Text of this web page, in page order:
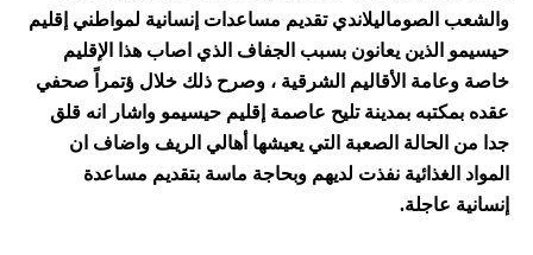
والشعب الصوماليلاندي تقديم مساعدات إنسانية لمواطني إقليم
حيسيمو الذين يعانون بسبب الجفاف الذي اصاب هذا الإقليم
خاصة وعامة الأقاليم الشرقية ، وصرح ذلك خلال ؤتمراً صحفي
عقده بمكتبه بمدينة تليح عاصمة إقليم حيسيمو واشار انه قلق
جدا من الحالة الصعبة التي يعيشها أهالي الريف واضاف ان
المواد الغذائية نفذت لديهم وبحاجة ماسة بتقديم مساعدة
إنسانية عاجلة.